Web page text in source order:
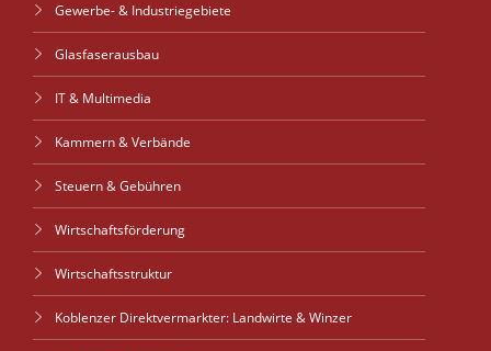
Gewerbe- & Industriegebiete
Glasfaserausbau
IT & Multimedia
Kammern & Verbände
Steuern & Gebühren
Wirtschaftsförderung
Wirtschaftsstruktur
Koblenzer Direktvermarkter: Landwirte & Winzer